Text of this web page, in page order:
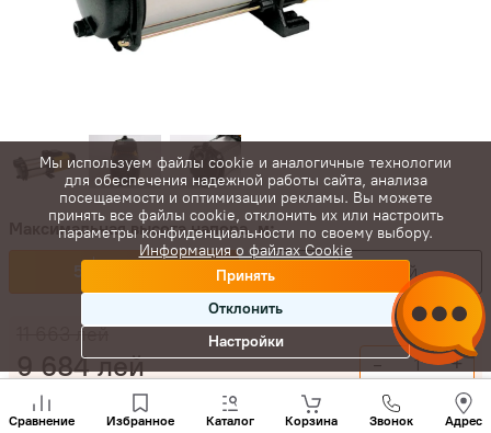
Максимальная высота напора, м:
54 11 881 лей
лей
9 684лей - +
Купить сейчас
Сравнение Избранное Каталог Корзина Звонок Адрес
нам
+(373)
Мы используем файлы cookie и аналогичные технологии
для обеспечения надежной работы сайта, анализа
посещаемости и оптимизации рекламы. Вы можете
принять все файлы cookie, отклонить их или настроить
параметры конфиденциальности по своему выбору.
Информация о файлах Cookie
Принять
Отклонить
Настройки